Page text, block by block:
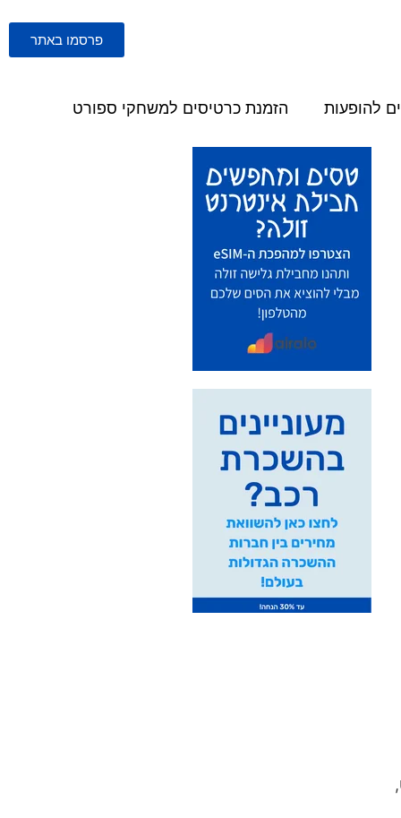
פרסמו באתר
להופעות הזמנת כרטיסים למשחקי ספורט